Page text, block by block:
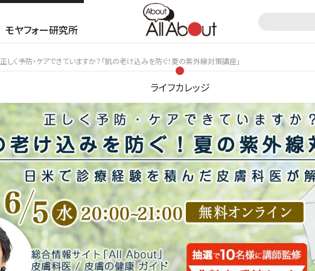
モヤフォー研究所
正しく予防・ケアできていますか？「肌の老け込みを防ぐ！夏の紫外線対策講座」
ライフカレッジ